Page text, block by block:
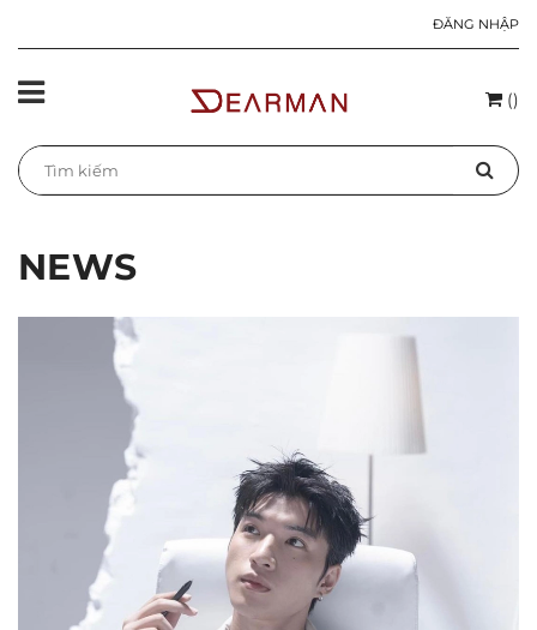
ĐĂNG NHẬP
()
NEWS